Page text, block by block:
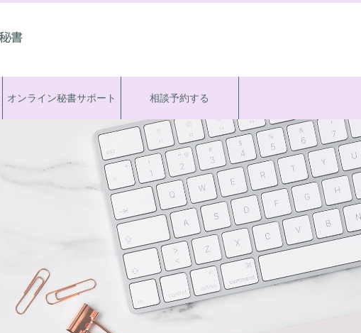
オンライン秘書サポート 相談予約する